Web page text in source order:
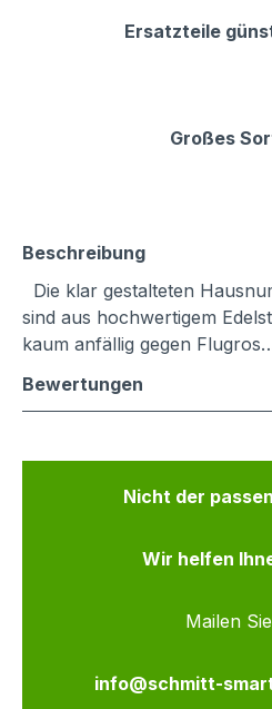
Ersatzteile
Großes
Beschreibung
Die klar gestalteten
sind aus hochwertigem
kaum anfällig gegen
Bewertungen
Nicht der
Wir helfen
Mailen
info@schmitt-